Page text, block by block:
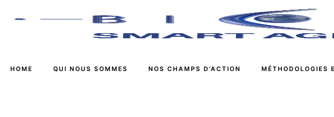
HOME QUI NOUS SOMMES NOS CHAMPS D’ACTION MÉTHODOLOGIES